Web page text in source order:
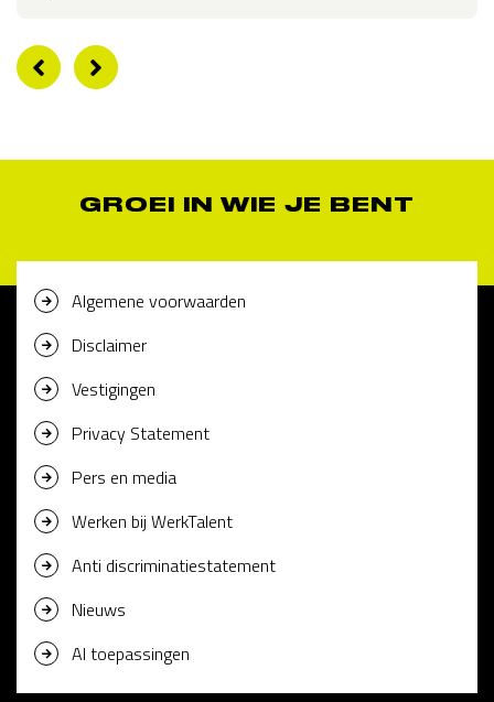
GROEI IN WIE JE BENT
Algemene voorwaarden
Disclaimer
Vestigingen
Privacy Statement
Pers en media
Werken bij WerkTalent
Anti discriminatiestatement
Nieuws
AI toepassingen